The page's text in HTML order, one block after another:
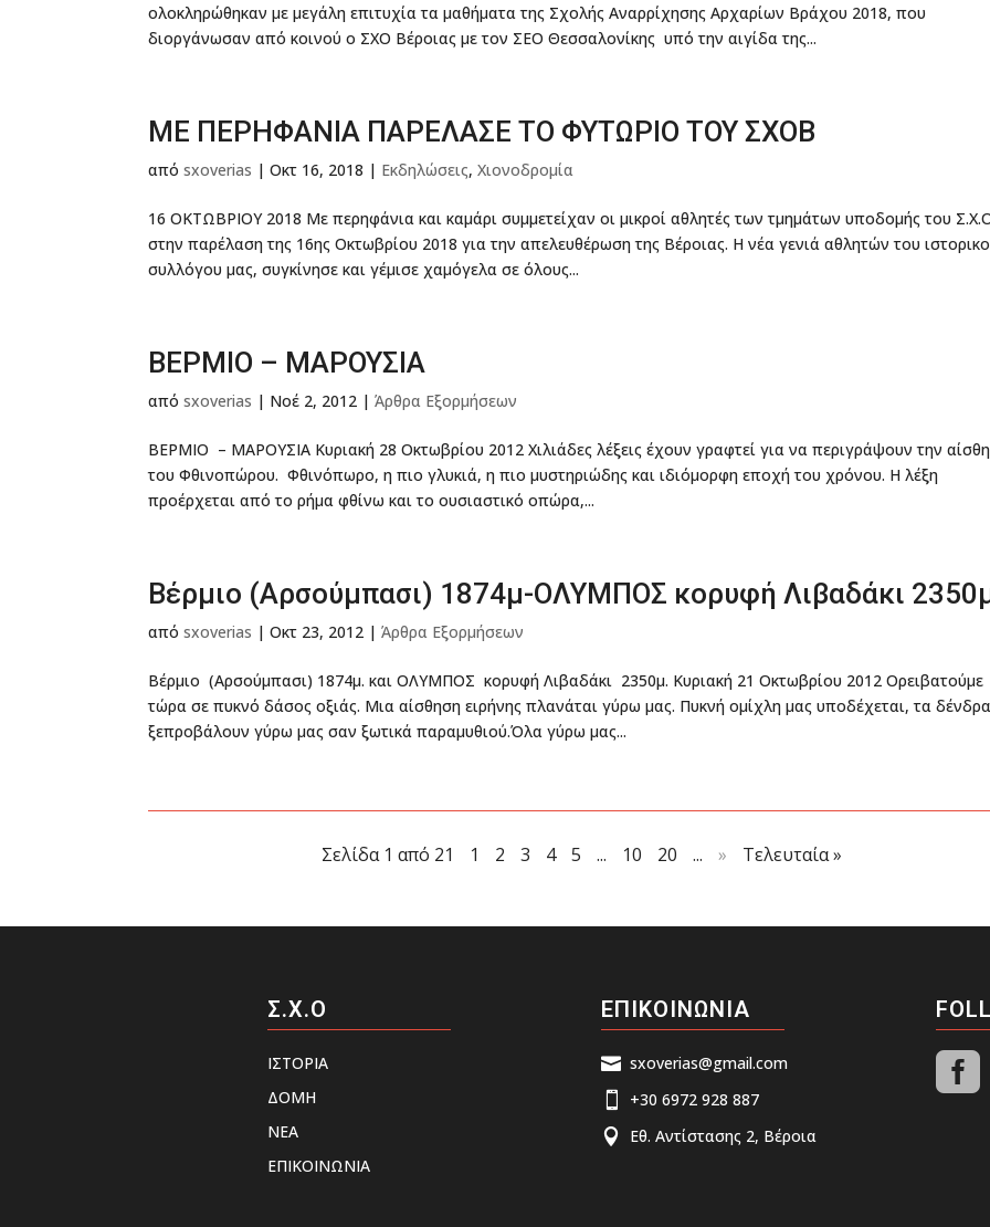
ολοκληρώθηκαν με μεγάλη επιτυχία τα μαθήματα της Σχολής Αναρρίχησης Αρχαρίων Βράχου 2018, που
διοργάνωσαν από κοινού ο ΣΧΟ Βέροιας με τον ΣΕΟ Θεσσαλονίκης υπό την αιγίδα της...
ΜΕ ΠΕΡΗΦΑΝΙΑ ΠΑΡΕΛΑΣΕ ΤΟ ΦΥΤΩΡΙΟ ΤΟΥ ΣΧΟΒ
απόsxoverias |Οκτ 16, 2018 | Εκδηλώσεις,Χιονοδρομία
16 ΟΚΤΩΒΡΙΟΥ 2018 Με περηφάνια και καμάρι συμμετείχαν οι μικροί αθλητές των τμημάτων υποδομής του
στην παρέλαση της 16ης Οκτωβρίου 2018 για την απελευθέρωση της Βέροιας. Η νέα γενιά αθλητών του
συλλόγου μας, συγκίνησε και γέμισε χαμόγελα σε όλους...
ΒΕΡΜΙΟ – ΜΑΡΟΥΣΙΑ
απόsxoverias | Νοέ 2, 2012 |Άρθρα Εξορμήσεων
ΒΕΡΜΙΟ – ΜΑΡΟΥΣΙΑ Κυριακή 28 Οκτωβρίου 2012 Χιλιάδες λέξεις έχουν γραφτεί για να περιγράψουν την
του Φθινοπώρου. Φθινόπωρο, η πιο γλυκιά, η πιο μυστηριώδης και ιδιόμορφη εποχή του χρόνου. Η λέξη
προέρχεται από το ρήμα φθίνω και το ουσιαστικό οπώρα,...
Βέρμιο (Αρσούμπασι) 1874μ-ΟΛΥΜΠΟΣ κορυφή Λιβαδάκι
απόsxoverias |Οκτ 23, 2012 |Άρθρα Εξορμήσεων
Βέρμιο (Αρσούμπασι) 1874μ. και ΟΛΥΜΠΟΣ κορυφή Λιβαδάκι 2350μ. Κυριακή 21 Οκτωβρίου 2012 Ορειβατούμε
τώρα σε πυκνό δάσος οξιάς. Μια αίσθηση ειρήνης πλανάται γύρω μας. Πυκνή ομίχλη μας υποδέχεται, τα
ξεπροβάλουν γύρω μας σαν ξωτικά παραμυθιού.Όλα γύρω μας...
Σελίδα 1 από 21 1 2 3 4 5 ... 10 20 ... » Τελευταία »
Σ.Χ.Ο
ΙΣΤΟΡΙΑ
ΔΟΜΗ
ΝΕΑ
ΕΠΙΚΟΙΝΩΝΙΑ
ΕΠΙΚΟΙΝΩΝΙΑ
 sxoverias@gmail.com
 +30 6972 928 887
 Εθ. Αντίστασης 2, Βέροια
